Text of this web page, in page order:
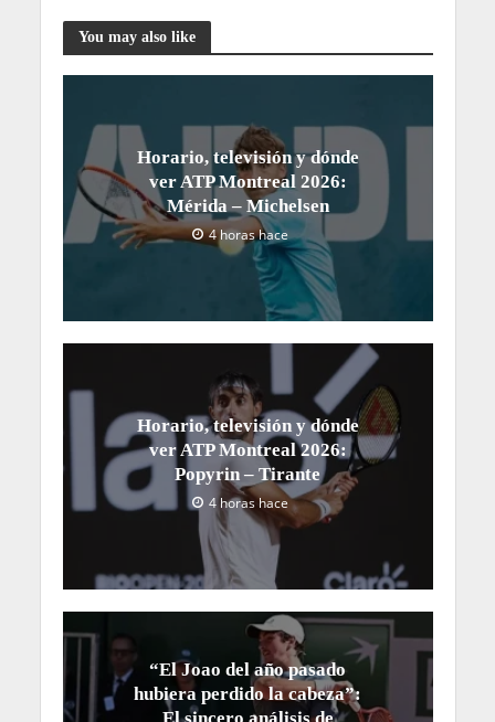
You may also like
Horario, televisión y dónde
ver ATP Montreal 2026:
Mérida – Michelsen
4 horas hace
Horario, televisión y dónde
ver ATP Montreal 2026:
Popyrin – Tirante
4 horas hace
“El Joao del año pasado
hubiera perdido la cabeza”: